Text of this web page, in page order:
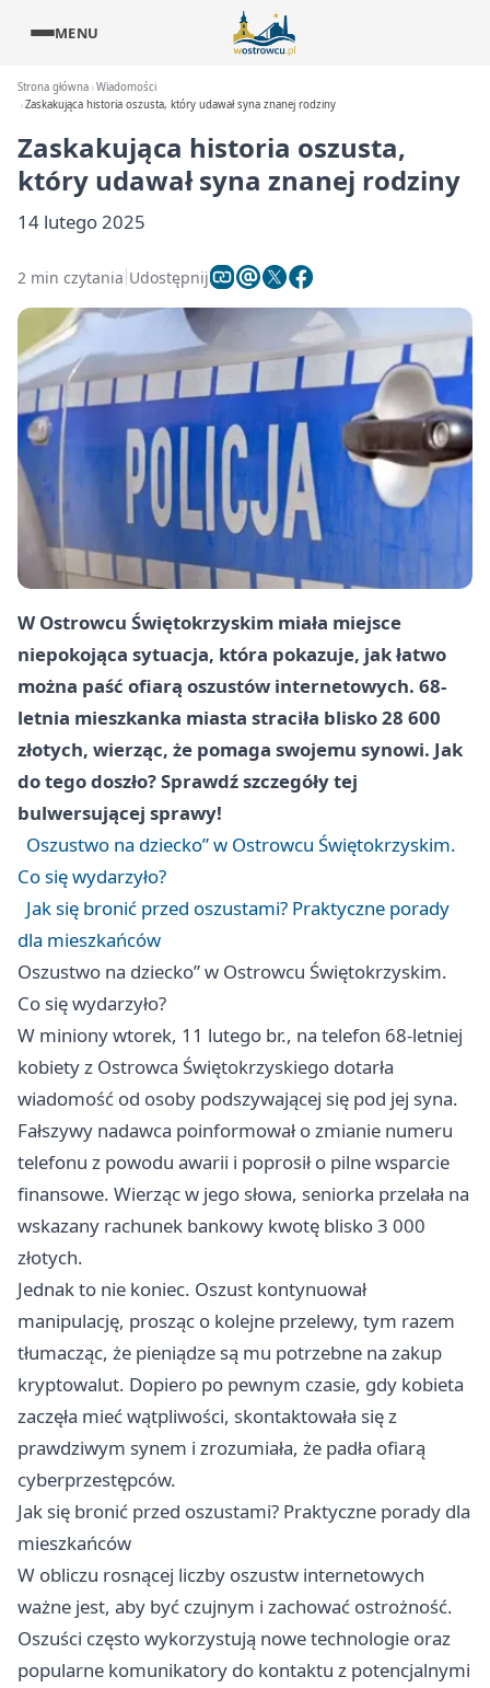
MENU
Strona główna Wiadomości
Zaskakująca historia oszusta, który udawał syna znanej rodziny
Zaskakująca historia oszusta,
który udawał syna znanej rodziny
14 lutego 2025
2 min czytania Udostępnij
W Ostrowcu Świętokrzyskim miała miejsce
niepokojąca sytuacja, która pokazuje, jak łatwo
można paść ofiarą oszustów internetowych. 68-
letnia mieszkanka miasta straciła blisko 28 600
złotych, wierząc, że pomaga swojemu synowi. Jak
do tego doszło? Sprawdź szczegóły tej
bulwersującej sprawy!
Oszustwo na dziecko” w Ostrowcu Świętokrzyskim.
Co się wydarzyło?
Jak się bronić przed oszustami? Praktyczne porady
dla mieszkańców
Oszustwo na dziecko” w Ostrowcu Świętokrzyskim.
Co się wydarzyło?
W miniony wtorek, 11 lutego br., na telefon 68-letniej
kobiety z Ostrowca Świętokrzyskiego dotarła
wiadomość od osoby podszywającej się pod jej syna.
Fałszywy nadawca poinformował o zmianie numeru
telefonu z powodu awarii i poprosił o pilne wsparcie
finansowe. Wierząc w jego słowa, seniorka przelała na
wskazany rachunek bankowy kwotę blisko 3 000
złotych.
Jednak to nie koniec. Oszust kontynuował
manipulację, prosząc o kolejne przelewy, tym razem
tłumacząc, że pieniądze są mu potrzebne na zakup
kryptowalut. Dopiero po pewnym czasie, gdy kobieta
zaczęła mieć wątpliwości, skontaktowała się z
prawdziwym synem i zrozumiała, że padła ofiarą
cyberprzestępców.
Jak się bronić przed oszustami? Praktyczne porady dla
mieszkańców
W obliczu rosnącej liczby oszustw internetowych
ważne jest, aby być czujnym i zachować ostrożność.
Oszuści często wykorzystują nowe technologie oraz
popularne komunikatory do kontaktu z potencjalnymi